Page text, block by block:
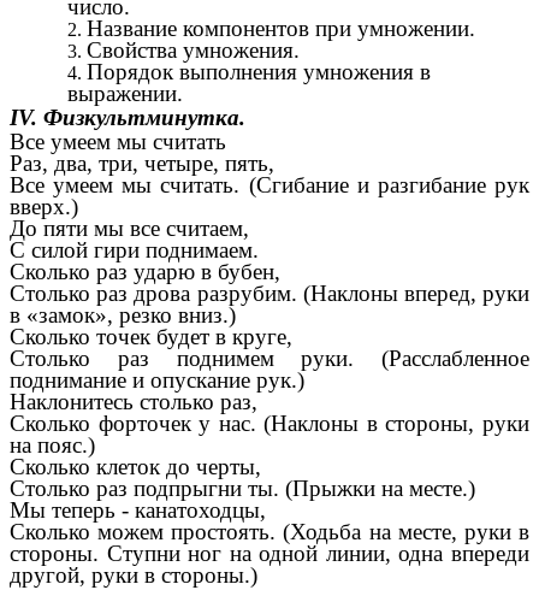
число.
Название компонентов при умножении.
Свойства умножения.
Порядок выполнения умножения в
выражении.
IV. Физкультминутка.
Все умеем мы считать
Раз, два, три, четыре, пять,
Все умеем мы считать. (Сгибание и разгибание рук
вверх.)
До пяти мы все считаем,
С силой гири поднимаем.
Сколько раз ударю в бубен,
Столько раз дрова разрубим. (Наклоны вперед, руки
в «замок», резко вниз.)
Сколько точек будет в круге,
Столько раз поднимем руки. (Расслабленное
поднимание и опускание рук.)
Наклонитесь столько раз,
Сколько форточек у нас. (Наклоны в стороны, руки
на пояс.)
Сколько клеток до черты,
Столько раз подпрыгни ты. (Прыжки на месте.)
Мы теперь - канатоходцы,
Сколько можем простоять. (Ходьба на месте, руки в
стороны. Ступни ног на одной линии, одна впереди
другой, руки в стороны.)